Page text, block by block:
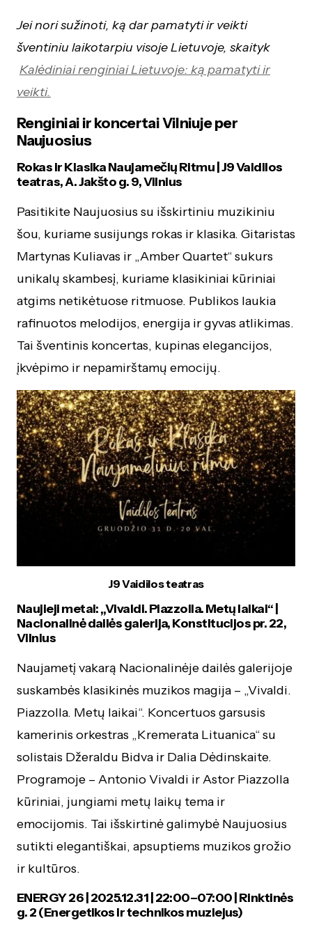
Jei nori sužinoti, ką dar pamatyti ir veikti
šventiniu laikotarpiu visoje Lietuvoje, skaityk
Kalėdiniai renginiai Lietuvoje: ką pamatyti ir
veikti.
Renginiai ir koncertai Vilniuje per
Naujuosius
Rokas ir Klasika Naujamečių Ritmu | J9 Vaidilos
teatras, A. Jakšto g. 9, Vilnius
Pasitikite Naujuosius su išskirtiniu muzikiniu
šou, kuriame susijungs rokas ir klasika. Gitaristas
Martynas Kuliavas ir „Amber Quartet“ sukurs
unikalų skambesį, kuriame klasikiniai kūriniai
atgims netikėtuose ritmuose. Publikos laukia
rafinuotos melodijos, energija ir gyvas atlikimas.
Tai šventinis koncertas, kupinas elegancijos,
įkvėpimo ir nepamirštamų emocijų.
J9 Vaidilos teatras
Naujieji metai: „Vivaldi. Piazzolla. Metų laikai“ |
Nacionalinė dailės galerija, Konstitucijos pr. 22,
Vilnius
Naujametį vakarą Nacionalinėje dailės galerijoje
suskambės klasikinės muzikos magija – „Vivaldi.
Piazzolla. Metų laikai“. Koncertuos garsusis
kamerinis orkestras „Kremerata Lituanica“ su
solistais Džeraldu Bidva ir Dalia Dėdinskaite.
Programoje – Antonio Vivaldi ir Astor Piazzolla
kūriniai, jungiami metų laikų tema ir
emocijomis. Tai išskirtinė galimybė Naujuosius
sutikti elegantiškai, apsuptiems muzikos grožio
ir kultūros.
ENERGY 26 | 2025.12.31 | 22:00–07:00 | Rinktinės
g. 2 (Energetikos ir technikos muziejus)